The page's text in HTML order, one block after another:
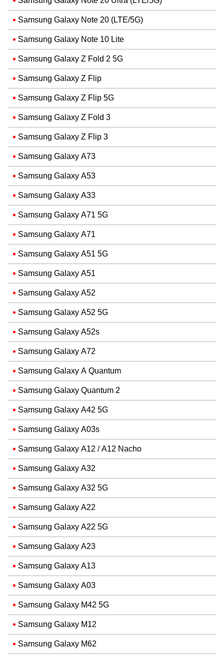
Samsung Galaxy Note 20 (LTE/5G)
Samsung Galaxy Note 10 Lite
Samsung Galaxy Z Fold 2 5G
Samsung Galaxy Z Flip
Samsung Galaxy Z Flip 5G
Samsung Galaxy Z Fold 3
Samsung Galaxy Z Flip 3
Samsung Galaxy A73
Samsung Galaxy A53
Samsung Galaxy A33
Samsung Galaxy A71 5G
Samsung Galaxy A71
Samsung Galaxy A51 5G
Samsung Galaxy A51
Samsung Galaxy A52
Samsung Galaxy A52 5G
Samsung Galaxy A52s
Samsung Galaxy A72
Samsung Galaxy A Quantum
Samsung Galaxy Quantum 2
Samsung Galaxy A42 5G
Samsung Galaxy A03s
Samsung Galaxy A12 / A12 Nacho
Samsung Galaxy A32
Samsung Galaxy A32 5G
Samsung Galaxy A22
Samsung Galaxy A22 5G
Samsung Galaxy A23
Samsung Galaxy A13
Samsung Galaxy A03
Samsung Galaxy M42 5G
Samsung Galaxy M12
Samsung Galaxy M62